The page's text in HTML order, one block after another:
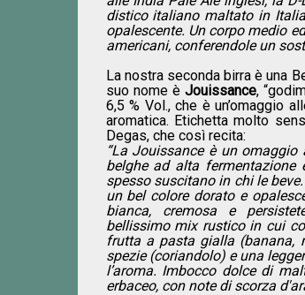
distico italiano maltato in
opalescente. Un corpo medio
americani, conferendole un
La nostra seconda birra è una
suo nome èJouissance,
6,5 % Vol., che è un’omaggio
aromatica. Etichetta molto
Degas, che così recita:
“La Jouissance è un
belghe ad alta fermentazione
spesso suscitano in chi le
un bel colore dorato e
bianca, cremosa e
bellissimo mix rustico in cui
frutta a pasta gialla (banana,
spezie (coriandolo) e una
l’aroma. Imbocco dolce di
erbaceo, con note di scorza